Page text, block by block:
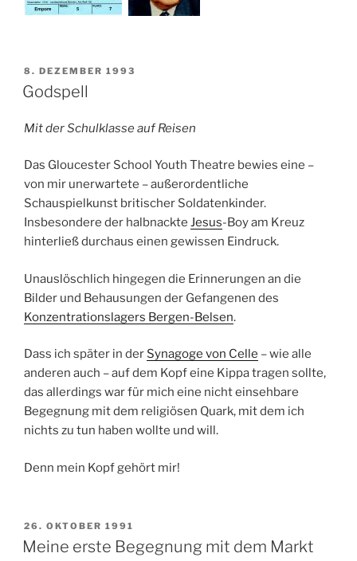
VERÖFFENTLICHT
AM
8. DEZEMBER 1993
Godspell
Mit der Schulklasse auf Reisen
Das Gloucester School Youth Theatre bewies eine –
von mir unerwartete – außerordentliche
Schauspielkunst britischer Soldatenkinder.
Insbesondere der halbnackte Jesus-Boy am Kreuz
hinterließ durchaus einen gewissen Eindruck.
Unauslöschlich hingegen die Erinnerungen an die
Bilder und Behausungen der Gefangenen des
Konzentrationslagers Bergen-Belsen.
Dass ich später in der Synagoge von Celle – wie alle
anderen auch – auf dem Kopf eine Kippa tragen sollte,
das allerdings war für mich eine nicht einsehbare
Begegnung mit dem religiösen Quark, mit dem ich
nichts zu tun haben wollte und will.
Denn mein Kopf gehört mir!
VERÖFFENTLICHT
AM
26. OKTOBER 1991
Meine erste Begegnung mit dem Markt